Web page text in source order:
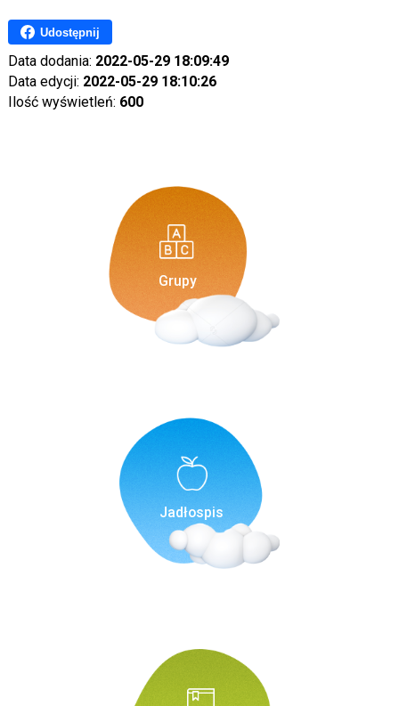
Udostępnij
Data dodania: 2022-05-29 18:09:49
Data edycji: 2022-05-29 18:10:26
Ilość wyświetleń: 600
Grupy
Jadłospis